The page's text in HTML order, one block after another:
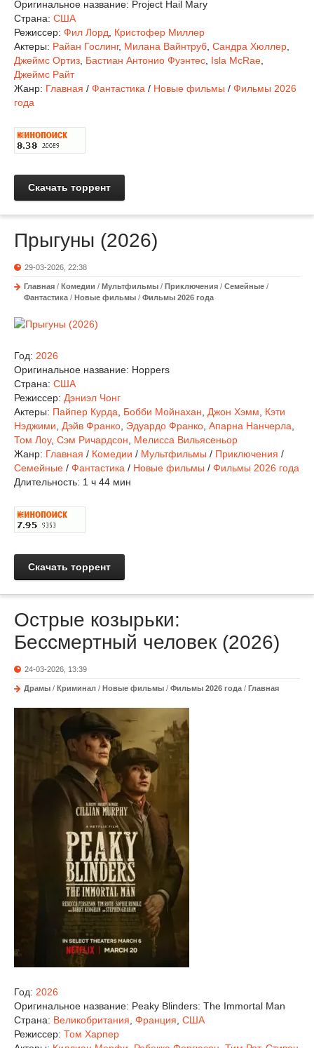
Оригинальное название: Project Hail Mary
Страна: США
Режиссер: Фил Лорд
Кристофер Миллер
Актеры: Райан Гослинг, Милана Вайнтруб Сандра Хюллер
Джеймс Ортиз Бастиан Антонио Фуэнтес Isla McRae
Джеймс Райт
Жанр: Главная / Фантастика / Новые фильмы / Фильмы 2026
года
Скачать торрент
Прыгуны (2026)
29-03-2026, 22:38
Главная / Комедии / Мультфильмы / Приключения / Семейные /
Фантастика / Новые фильмы / Фильмы 2026 года
Год: 2026
Оригинальное название: Hoppers
Страна: США
Режиссер: Дэниэл Чонг
Актеры: Пайпер Курда Бобби Мойнахан Джон Хэмм
Кэти
Нэджими
Дэйв Франко Эдуардо Франко Апарна Нанчерла
Том Лоу, Сэм Ричардсон
Мелисса Вильясеньор
Жанр: Главная / Комедии / Мультфильмы / Приключения /
Семейные / Фантастика / Новые фильмы / Фильмы 2026 года
Длительность: 1 ч 44 мин
Скачать торрент
Острые козырьки:
Бессмертный человек (2026)
24-03-2026, 13:39
Драмы / Криминал / Новые фильмы / Фильмы 2026 года / Главная
Год: 2026
Оригинальное название: Peaky Blinders: The Immortal Man
Страна: Великобритания Франция США
Режиссер: Том Харпер